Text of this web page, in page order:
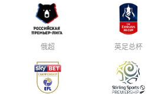
俄超 英足总杯